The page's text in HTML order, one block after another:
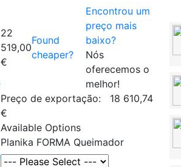
22
519,00
€
Found
cheaper?
Encontrou um
preço mais
baixo?
Nós
oferecemos o
melhor!
Preço de exportação:
18 610,74
€
Available Options
Planika FORMA Queimador